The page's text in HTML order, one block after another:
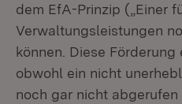
dem EfA-Prinzip („Einer
Verwaltungsleistungen
können. Diese Förderung
obwohl ein nicht
noch gar nicht